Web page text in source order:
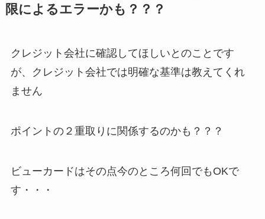
限によるエラーかも？？？
クレジット会社に確認してほしいとのことです
が、クレジット会社では明確な基準は教えてくれ
ません
ポイントの２重取りに関係するのかも？？？
ビューカードはその点今のところ何回でもOKで
す・・・